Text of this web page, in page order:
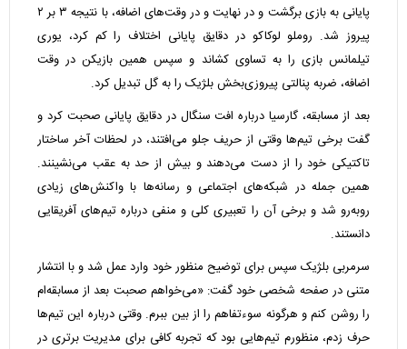
پایانی به بازی برگشت و در نهایت و در وقت‌های اضافه، با نتیجه ۳ بر ۲
پیروز شد. روملو لوکاکو در دقایق پایانی اختلاف را کم کرد، یوری
تیلمانس بازی را به تساوی کشاند و سپس همین بازیکن در وقت
اضافه، ضربه پنالتی پیروزی‌بخش بلژیک را به گل تبدیل کرد.
بعد از مسابقه، گارسیا درباره افت سنگال در دقایق پایانی صحبت کرد و
گفت برخی تیم‌ها وقتی از حریف جلو می‌افتند، در لحظات آخر ساختار
تاکتیکی خود را از دست می‌دهند و بیش از حد به عقب می‌نشینند.
همین جمله در شبکه‌های اجتماعی و رسانه‌ها با واکنش‌های زیادی
روبه‌رو شد و برخی آن را تعبیری کلی و منفی درباره تیم‌های آفریقایی
دانستند.
سرمربی بلژیک سپس برای توضیح منظور خود وارد عمل شد و با انتشار
متنی در صفحه شخصی خود گفت: «می‌خواهم صحبت بعد از مسابقه‌ام
را روشن کنم و هرگونه سوءتفاهم را از بین ببرم. وقتی درباره این تیم‌ها
حرف زدم، منظورم تیم‌هایی بود که تجربه کافی برای مدیریت برتری در